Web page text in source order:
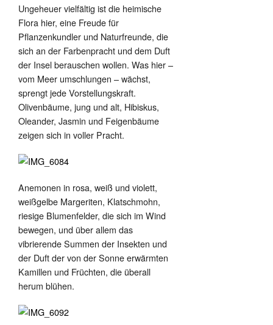
Ungeheuer vielfältig ist die heimische
Flora hier, eine Freude für
Pflanzenkundler und Naturfreunde, die
sich an der Farbenpracht und dem Duft
der Insel berauschen wollen. Was hier –
vom Meer umschlungen – wächst,
sprengt jede Vorstellungskraft.
Olivenbäume, jung und alt, Hibiskus,
Oleander, Jasmin und Feigenbäume
zeigen sich in voller Pracht.
Anemonen in rosa, weiß und violett,
weißgelbe Margeriten, Klatschmohn,
riesige Blumenfelder, die sich im Wind
bewegen, und über allem das
vibrierende Summen der Insekten und
der Duft der von der Sonne erwärmten
Kamillen und Früchten, die überall
herum blühen.